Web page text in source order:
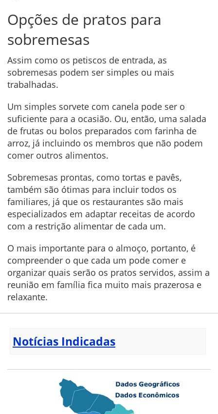
Opções de pratos para
sobremesas
Assim como os petiscos de entrada, as
sobremesas podem ser simples ou mais
trabalhadas.
Um simples sorvete com canela pode ser o
suficiente para a ocasião. Ou, então, uma salada
de frutas ou bolos preparados com farinha de
arroz, já incluindo os membros que não podem
comer outros alimentos.
Sobremesas prontas, como tortas e pavês,
também são ótimas para incluir todos os
familiares, já que os restaurantes são mais
especializados em adaptar receitas de acordo
com a restrição alimentar de cada um.
O mais importante para o almoço, portanto, é
compreender o que cada um pode comer e
organizar quais serão os pratos servidos, assim a
reunião em família fica muito mais prazerosa e
relaxante.
Notícias Indicadas